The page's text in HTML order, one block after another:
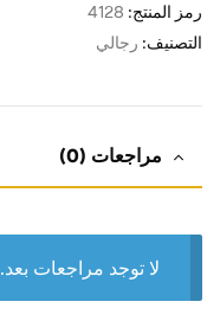
رمز المنتج: 4128
التصنيف: رجالي
مراجعات (0)
لا توجد مراجعات بعد.